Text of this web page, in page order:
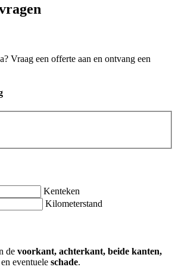
Vraag een offerte aan en ontvang een
Kenteken
Kilometerstand
de voorkant, achterkant, beide kanten,
en eventuele schade.